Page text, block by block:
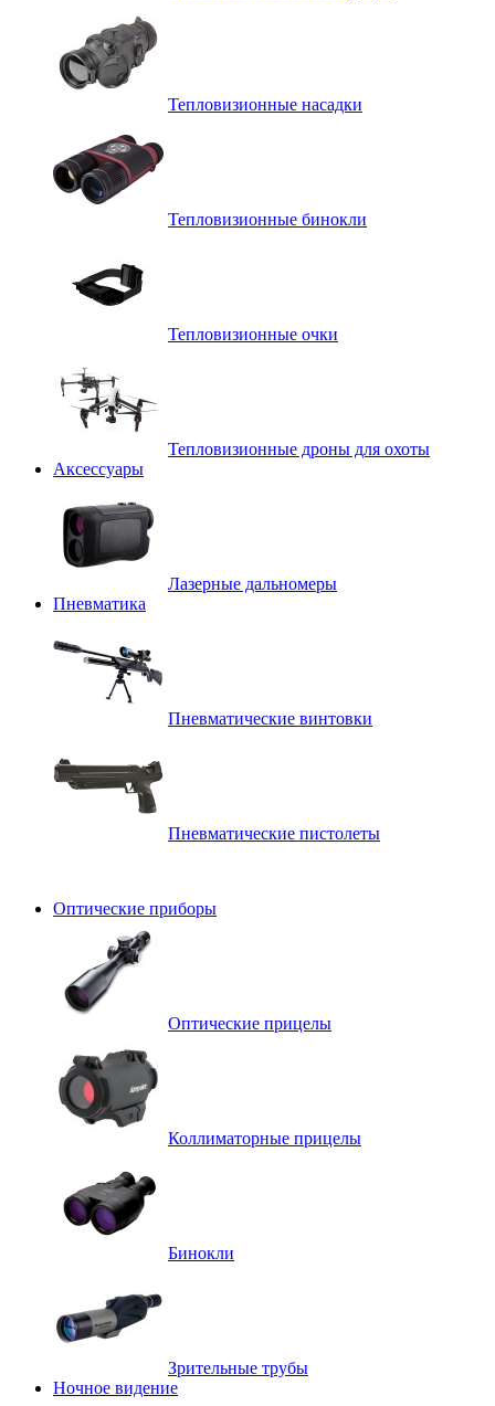
Тепловизионные насадки
Тепловизионные бинокли
Тепловизионные очки
Тепловизионные дроны для охоты
Аксессуары
Лазерные дальномеры
Пневматика
Пневматические винтовки
Пневматические пистолеты
Оптические приборы
Оптические прицелы
Коллиматорные прицелы
Бинокли
Зрительные трубы
Ночное видение